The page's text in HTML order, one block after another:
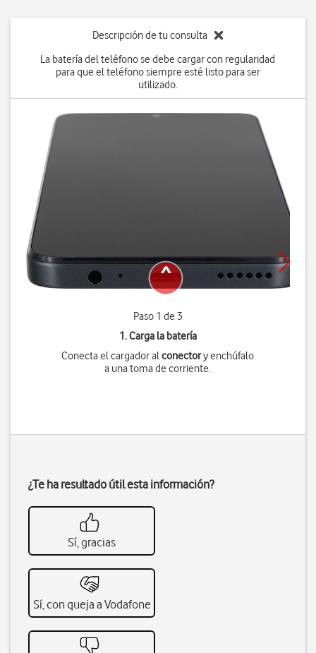
Descripción de tu consulta
La batería del teléfono se debe cargar con regularidad
para que el teléfono siempre esté listo para ser
utilizado.
Paso 1 de 3
1. Carga la batería
Conecta el cargador alconectory enchúfalo
a una toma de corriente.
¿Te ha resultado útil esta información?
Sí, gracias
Sí, con queja a Vodafone